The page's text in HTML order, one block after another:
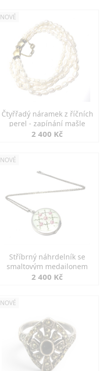
NOVÉ
Čtyřřadý náramek z říčních
perel - zapínání mašle
2 400 Kč
NOVÉ
Stříbrný náhrdelník se
smaltovým medailonem
2 400 Kč
NOVÉ